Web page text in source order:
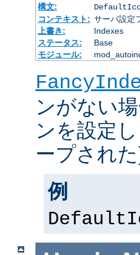
構文:
コンテキスト: サーバ設定
上書き:
Indexes
ステータス:
Base
モジュール:
ンがない
ンを設定
ープされ
例